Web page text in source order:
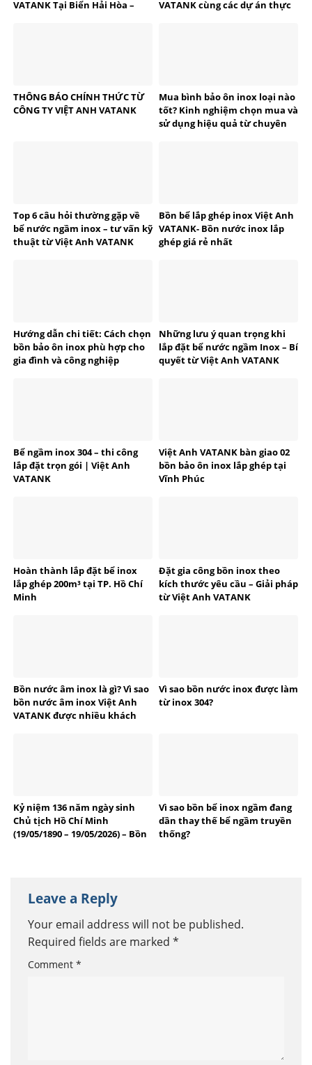
VATANK Tại Biển Hải Hòa –
VATANK cùng các dự án thực
THÔNG BÁO CHÍNH THỨC TỪ
CÔNG TY VIỆT ANH VATANK
Mua bình bảo ôn inox loại nào
tốt? Kinh nghiệm chọn mua và
sử dụng hiệu quả từ chuyên
Top 6 câu hỏi thường gặp về
bể nước ngầm inox – tư vấn kỹ
thuật từ Việt Anh VATANK
Bồn bể lắp ghép inox Việt Anh
VATANK- Bồn nước inox lắp
ghép giá rẻ nhất
Hướng dẫn chi tiết: Cách chọn
bồn bảo ôn inox phù hợp cho
gia đình và công nghiệp
Những lưu ý quan trọng khi
lắp đặt bể nước ngầm Inox – Bí
quyết từ Việt Anh VATANK
Bể ngầm inox 304 – thi công
lắp đặt trọn gói | Việt Anh
VATANK
Việt Anh VATANK bàn giao 02
bồn bảo ôn inox lắp ghép tại
Vĩnh Phúc
Hoàn thành lắp đặt bể inox
lắp ghép 200m³ tại TP. Hồ Chí
Minh
Đặt gia công bồn inox theo
kích thước yêu cầu – Giải pháp
từ Việt Anh VATANK
Bồn nước âm inox là gì? Vì sao
bồn nước âm inox Việt Anh
VATANK được nhiều khách
Vì sao bồn nước inox được làm
từ inox 304?
Kỷ niệm 136 năm ngày sinh
Chủ tịch Hồ Chí Minh
(19/05/1890 – 19/05/2026) – Bồn
Vì sao bồn bể inox ngầm đang
dần thay thế bể ngầm truyền
thống?
Leave a Reply
Your email address will not be published.
Required fields are marked *
Comment *